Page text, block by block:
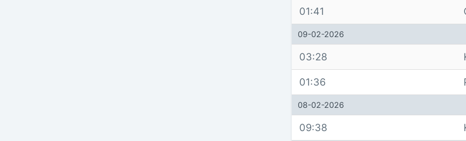
01:41
09-02-2026
03:28
01:36
08-02-2026
09:38